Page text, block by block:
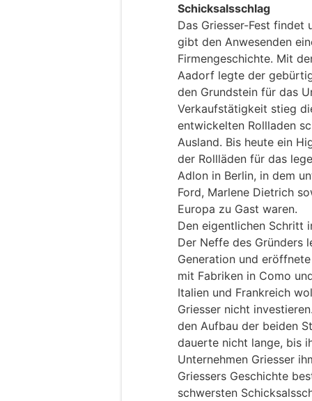
Schicksalsschlag
Das Griesser-Fest findet
gibt den Anwesenden
Firmengeschichte. Mit
Aadorf legte der
den Grundstein für das
Verkaufstätigkeit stieg
entwickelten Rollladen
Ausland. Bis heute ein
der Rollläden für das
Adlon in Berlin, in dem
Ford, Marlene Dietrich
Europa zu Gast waren.
Den eigentlichen Schritt
Der Neffe des Gründers
Generation und
mit Fabriken in Como
Italien und Frankreich
Griesser nicht
den Aufbau der beiden
dauerte nicht lange, bis
Unternehmen Griesser
Griessers Geschichte
schwersten